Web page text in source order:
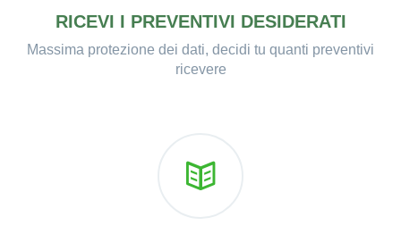
RICEVI I PREVENTIVI DESIDERATI
Massima protezione dei dati, decidi tu quanti preventivi
ricevere